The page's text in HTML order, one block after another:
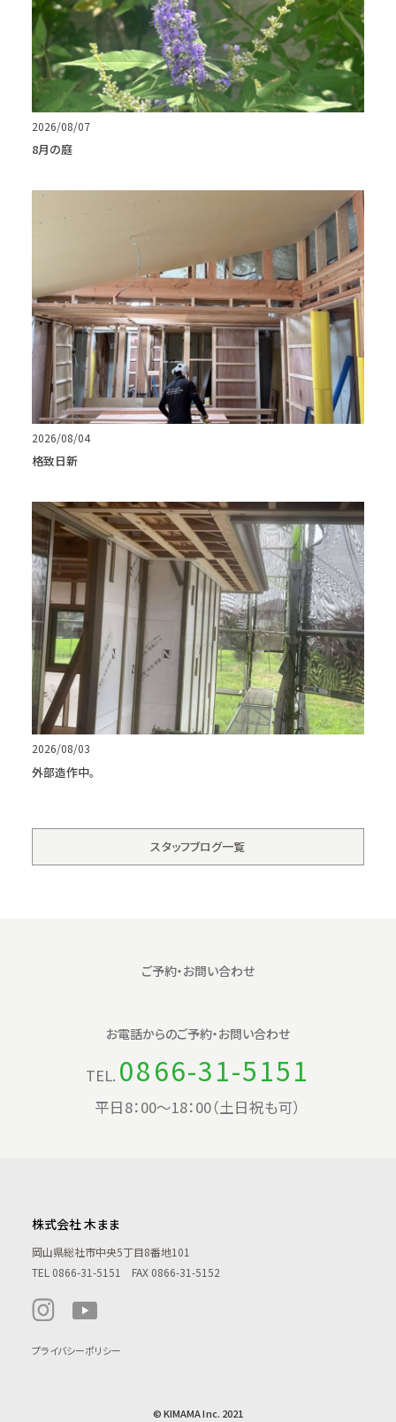
2026/08/07
8月の庭
2026/08/04
格致日新
2026/08/03
外部造作中。
スタッフブログ一覧
ご予約・お問い合わせ
お電話からのご予約・お問い合わせ
TEL. 0866-31-5151
平日8：00〜18：00（土日祝も可）
株式会社 木まま
岡山県総社市中央5丁目8番地101
TEL 0866-31-5151 FAX 0866-31-5152
プライバシーポリシー
© KIMAMA Inc. 2021